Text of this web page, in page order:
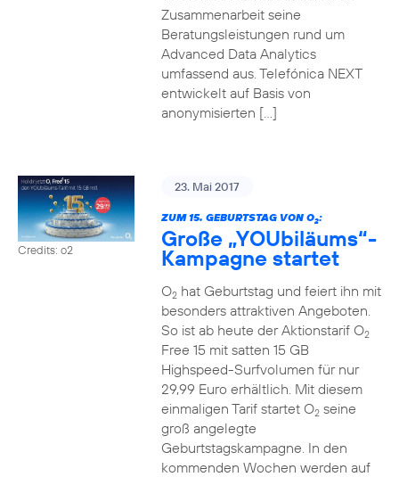
Zusammenarbeit seine
Beratungsleistungen rund um
Advanced Data Analytics
umfassend aus. Telefónica NEXT
entwickelt auf Basis von
anonymisierten […]
Credits: o2
23. Mai 2017
ZUM 15. GEBURTSTAG VON O2:
Große „YOUbiläums“-
Kampagne startet
O2hat Geburtstag und feiert ihn mit
besonders attraktiven Angeboten.
So ist ab heute der Aktionstarif O2
Free 15 mit satten 15 GB
Highspeed-Surfvolumen für nur
29,99 Euro erhältlich. Mit diesem
einmaligen Tarif startet O2seine
groß angelegte
Geburtstagskampagne. In den
kommenden Wochen werden auf